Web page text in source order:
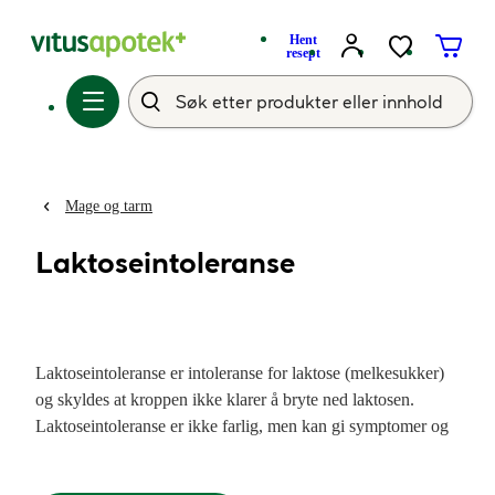
Hent
resept
Mage og tarm
Laktoseintoleranse
Laktoseintoleranse er intoleranse for laktose (melkesukker)
og skyldes at kroppen ikke klarer å bryte ned laktosen.
Laktoseintoleranse er ikke farlig, men kan gi symptomer og